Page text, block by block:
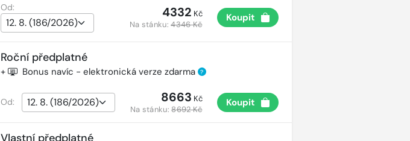
Od: 4332 Kč
Na stánku:4346 Kč
Koupit
Roční předplatné
+ Bonus navíc - elektronická verze zdarma ?
Od: 8663 Kč
Na stánku:8692 Kč
Koupit